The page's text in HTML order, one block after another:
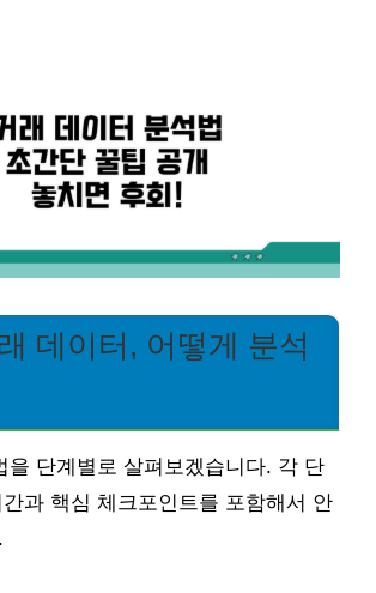
데이터, 어떻게 분석
을 단계별로 살펴보겠습니다. 각 단
과 핵심 체크포인트를 포함해서 안